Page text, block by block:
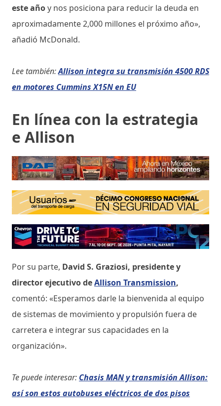
este añoy nos posiciona para reducir la deuda en
aproximadamente 2,000 millones el próximo año»,
añadió McDonald.
Lee también:Allison integra su transmisión 4500 RDS
en motores Cummins X15N en EU
En línea con la estrategia
e Allison
Por su parte, David S. Graziosi, presidente y
director ejecutivo deAllison Transmission,
comentó: «Esperamos darle la bienvenida al equipo
de sistemas de movimiento y propulsión fuera de
carretera e integrar sus capacidades en la
organización».
Te puede interesar: Chasis MAN y transmisión Allison:
así son estos autobuses eléctricos de dos pisos